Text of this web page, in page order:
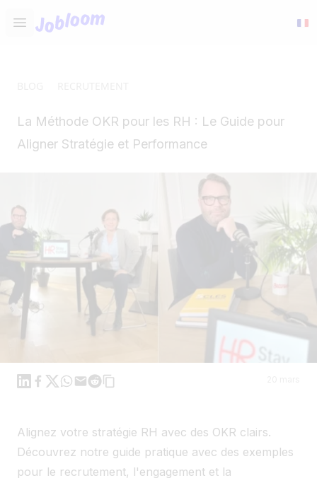
Open main menu
Jobloom
La Méthode OKR pour les RH : Le Guide pour
Aligner Stratégie et Performance
Linkedin
Facebook
X WhatsApp
MailReddit
Alignez votre stratégie RH avec des OKR clairs.
Découvrez notre guide pratique avec des exemples
pour le recrutement, l'engagement et la